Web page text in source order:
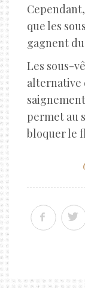
que les
gagnent
Les sous-
alternative
permet au
bloquer le